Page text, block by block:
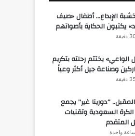
الإبداع… أطفال «صيف
يكتبون الحكاية بأصواتهم
الواعي» يختتم رحلته بتكريم
وصناعة جيل أكثر وعياً
“دورينا غير” يجمع
السعودية وتقنيات
المتقدم
واحدة